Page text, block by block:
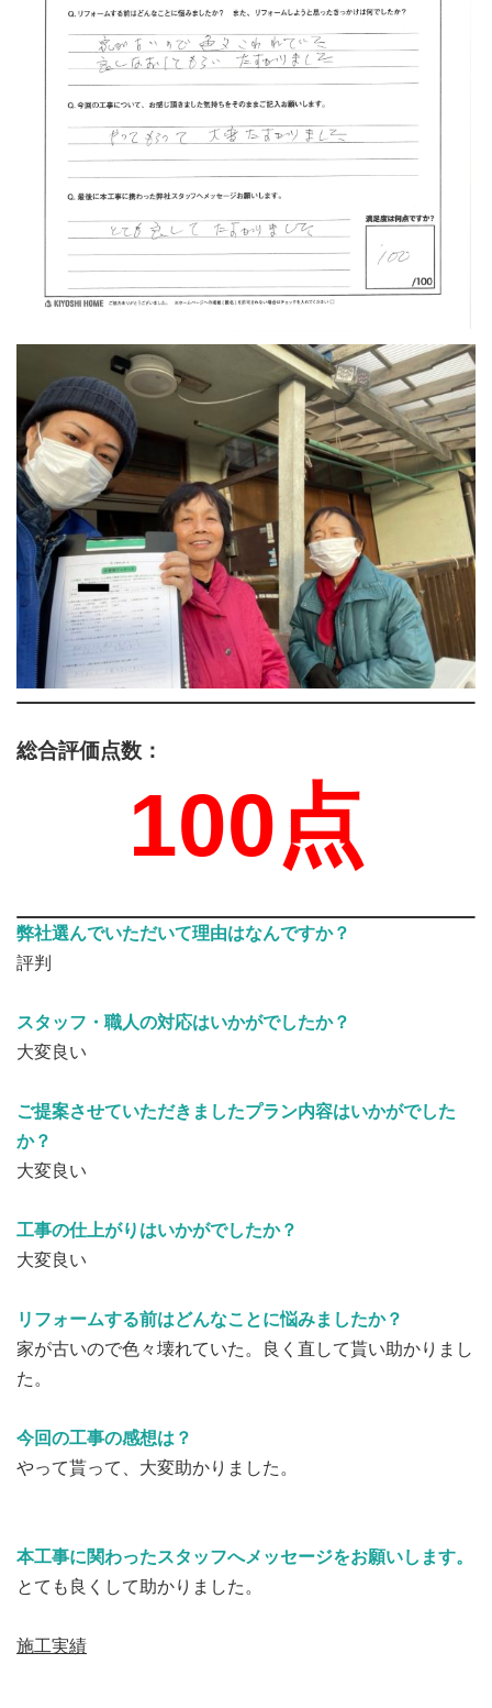
総合評価点数：
100点
弊社選んでいただいて理由はなんですか？
評判
スタッフ・職人の対応はいかがでしたか？
大変良い
ご提案させていただきましたプラン内容はいかがでした
か？
大変良い
工事の仕上がりはいかがでしたか？
大変良い
リフォームする前はどんなことに悩みましたか？
家が古いので色々壊れていた。良く直して貰い助かりまし
た。
今回の工事の感想は？
やって貰って、大変助かりました。
本工事に関わったスタッフへメッセージをお願いします。
とても良くして助かりました。
施工実績